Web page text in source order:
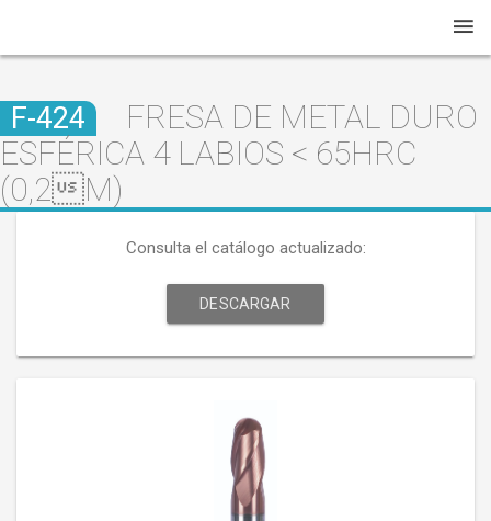
F-424
FRESA DE METAL DURO
ESFÉRICA 4 LABIOS < 65HRC
(0,2M)
Consulta el catálogo actualizado:
DESCARGAR